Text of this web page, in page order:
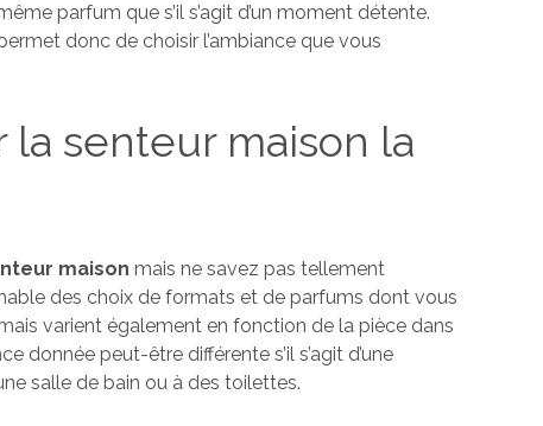
parfum que s’il s’agit d’un moment détente.
donc de choisir l’ambiance que vous
senteur maison la
maison mais ne savez pas tellement
des choix de formats et de parfums dont vous
varient également en fonction de la pièce dans
donnée peut-être différente s’il s’agit d’une
salle de bain ou à des toilettes.